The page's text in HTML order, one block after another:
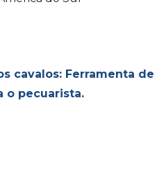
cavalos: Ferramenta de
o pecuarista.